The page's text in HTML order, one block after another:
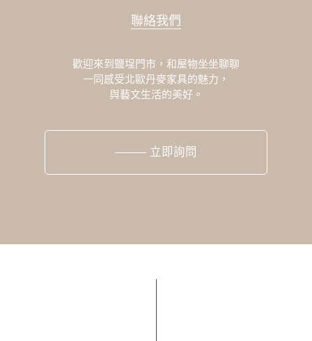
聯絡我們
歡迎來到鹽埕門市，和屋物坐坐聊聊
一同感受北歐丹麥家具的魅力，
與藝文生活的美好。
立即詢問